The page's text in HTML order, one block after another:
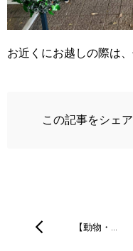
お近くにお越しの際は
この記事をシェ
【動物・…